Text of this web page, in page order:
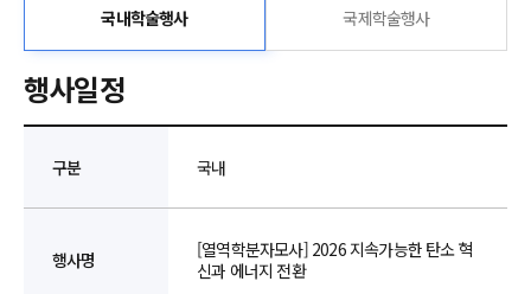
국내학술행사 국제학술행사
행사일정
구분 국내
행사명
[열역학분자모사] 2026 지속가능한 탄소 혁
신과 에너지 전환